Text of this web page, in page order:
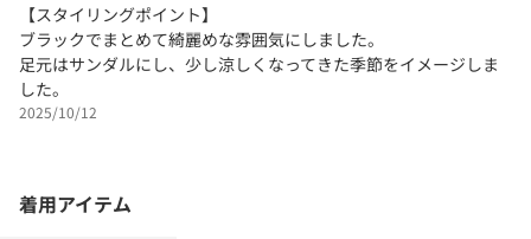
【スタイリングポイント】
ブラックでまとめて綺麗めな雰囲気にしました。
足元はサンダルにし、少し涼しくなってきた季節をイメージしま
した。
2025/10/12
着用アイテム